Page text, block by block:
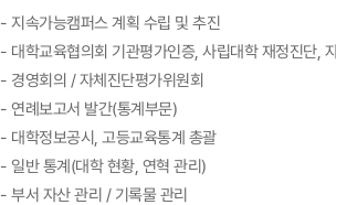
- 지속가능캠퍼스 계획 수립 및 추진
- 대학교육협의회 기관평가인증, 사립대학 재정진단, 자
- 경영회의 / 자체진단평가위원회
- 연례보고서 발간(통계부문)
- 대학정보공시, 고등교육통계 총괄
- 일반 통계(대학 현황, 연혁 관리)
- 부서 자산 관리 / 기록물 관리